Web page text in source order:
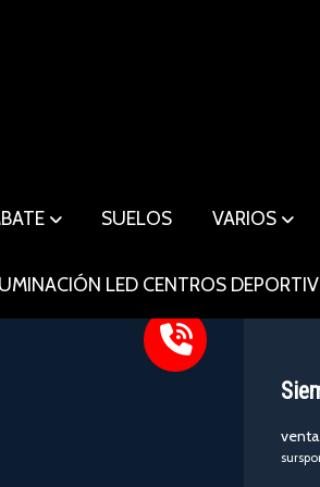
SUELOS VARIOS
LED CENTROS